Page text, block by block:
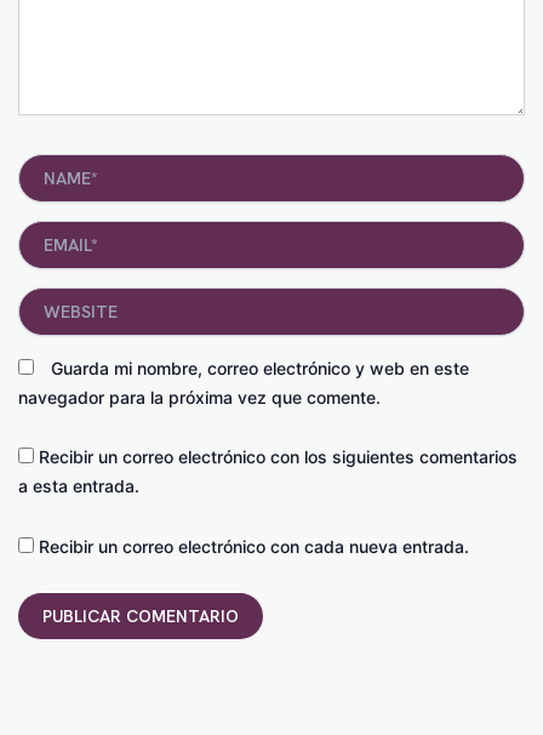
Name*
Email*
Guarda mi nombre, correo electrónico y web en este
navegador para la próxima vez que comente.
Website
Recibir un correo electrónico con los siguientes comentarios
a esta entrada.
Recibir un correo electrónico con cada nueva entrada.